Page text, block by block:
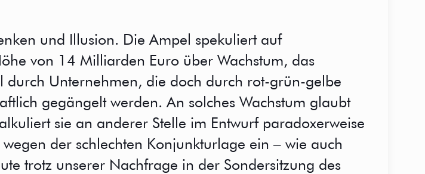
und Illusion. Die Ampel spekuliert auf
von 14 Milliarden Euro über Wachstum, das
Unternehmen, die doch durch rot-grün-gelbe
gegängelt werden. An solches Wachstum glaubt
sie an anderer Stelle im Entwurf paradoxerweise
der schlechten Konjunkturlage ein – wie auch
trotz unserer Nachfrage in der Sondersitzung des